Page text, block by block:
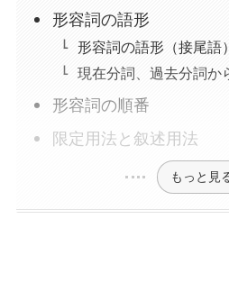
形容詞の語形
形容詞の語形（接尾語）
現在分詞、過去分詞か
形容詞の順番
限定用法と叙述用法
もっと見